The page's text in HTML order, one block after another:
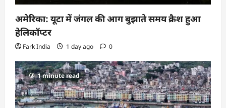
अमेरिका: यूटा में जंगल की आग बुझाते समय क्रैश हुआ
हेलिकॉप्टर
Fark India 1 day ago 0
1 minute read